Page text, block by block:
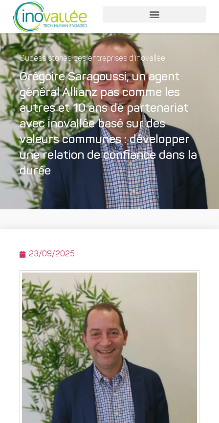
Sucess stories des entreprises d'inovallée
Grégoire Saragoussi, un agent
général Allianz pas comme les
autres et 10 ans de partenariat
avec inovallée basé sur des
valeurs communes : développer
une relation de confiance dans la
durée
23/09/2025